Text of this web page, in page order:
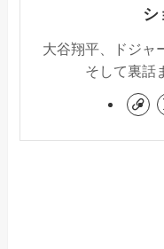
シ
大谷翔平、ドジャ
そして裏話